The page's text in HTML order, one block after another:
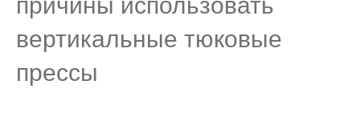
вертикальные тюковые
прессы